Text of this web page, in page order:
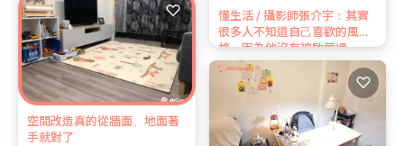
懂生活 / 攝影師張介宇：其實
很多⼈不知道⾃⼰喜歡的風
格，因為他沒有被啟蒙過
♡
空間改造真的從牆面、地面著
手就對了
♡